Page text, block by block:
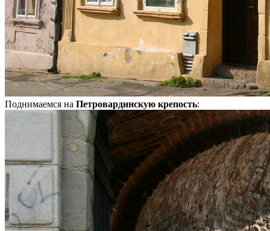
Поднимаемся на Петровардинскую крепость: